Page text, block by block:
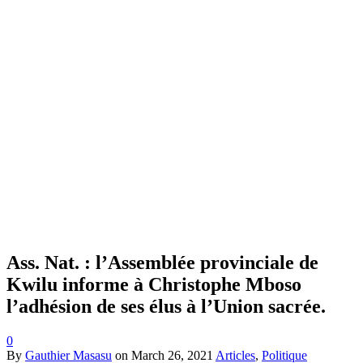
Ass. Nat. : l’Assemblée provinciale de
Kwilu informe à Christophe Mboso
l’adhésion de ses élus à l’Union sacrée.
0
By Gauthier Masasu on March 26, 2021 Articles, Politique